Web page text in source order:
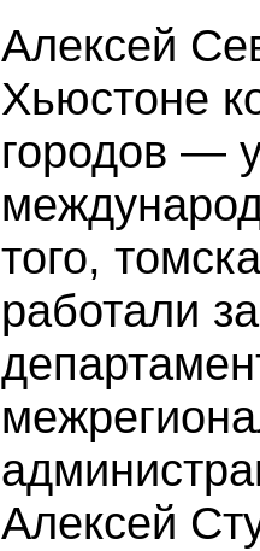
Алексей
Хьюстоне
городов —
того,
работали
Алексей